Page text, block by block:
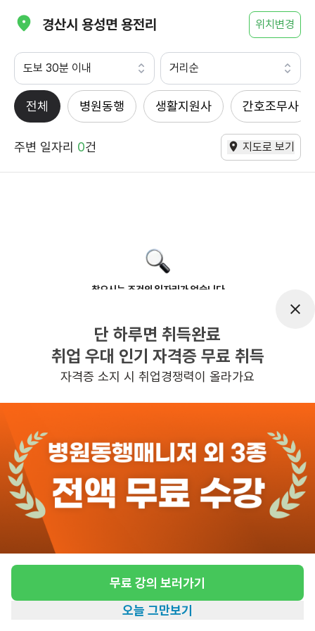
경산시 용성면 용전리 위치변경
도보 30분 이내 거리순
전체 병원동행 생활지원사 간호조무사
주변 일자리 0건 지도로 보기
찾으시는 조건의 일자리가 없습니다
반경 3KM 이내의 일자리 확인하기
단 하루면 취득완료
취업 우대 인기 자격증 무료 취득
자격증 소지 시 취업경쟁력이 올라가요
무료 강의 보러가기
오늘 그만보기